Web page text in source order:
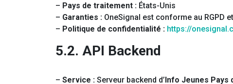
– Pays de traitement : États-Unis
– Garanties : OneSignal est conforme au RGPD
– Politique de confidentialité : https://
5.2. API Backend
– Service : Serveur backend d’ Info Jeunes Pays